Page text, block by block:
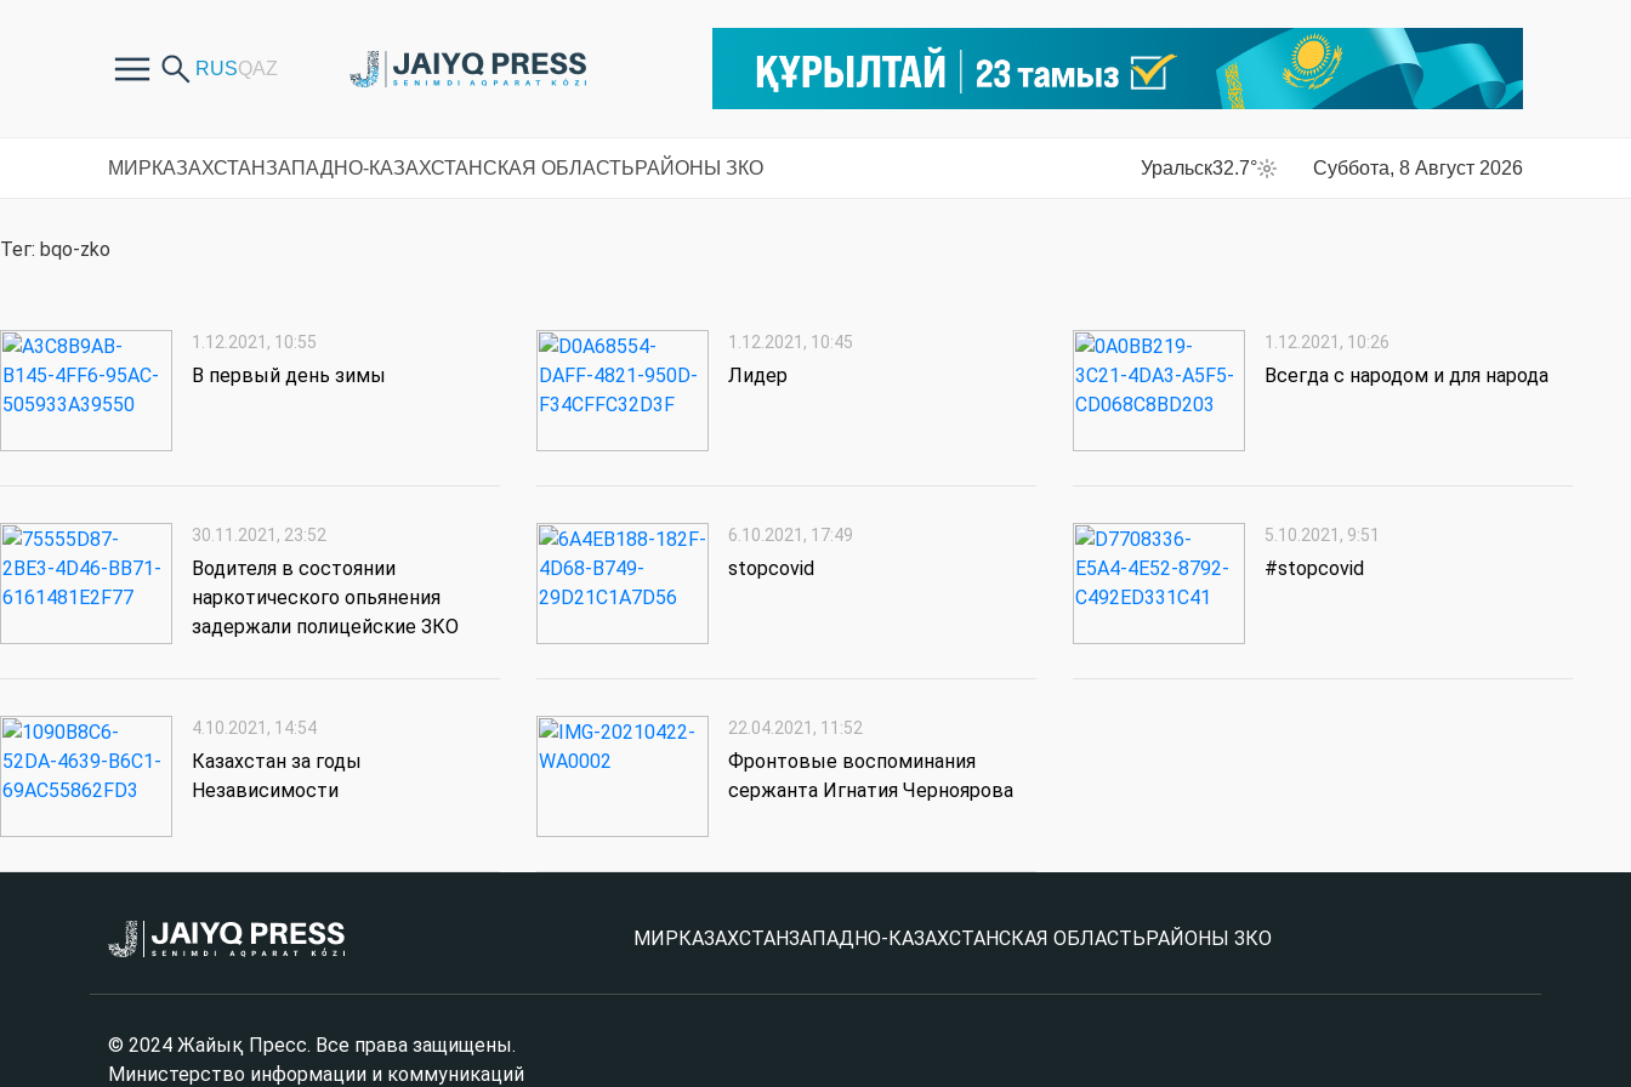
МИРКАЗАХСТАНЗАПАДНО-КАЗАХСТАНСКАЯ ОБЛАСТЬРАЙОНЫ ЗКО Уральск32.7° Суббота, 8 Август 2026
Тег: bqo-zko
1.12.2021, 10:55
В первый день зимы
1.12.2021, 10:45
Лидер
1.12.2021, 10:26
Всегда с народом и для народа
30.11.2021, 23:52
Водителя в состоянии
наркотического опьянения
задержали полицейские ЗКО
6.10.2021, 17:49
stopcovid
5.10.2021, 9:51
#stopcovid
4.10.2021, 14:54
Казахстан за годы
Независимости
22.04.2021, 11:52
Фронтовые воспоминания
сержанта Игнатия Черноярова
МИР КАЗАХСТАНЗАПАДНО-КАЗАХСТАНСКАЯ ОБЛАСТЬ РАЙОНЫ ЗКО
© 2024 Жайық Пресс. Все права защищены.
Министерство информации и коммуникаций